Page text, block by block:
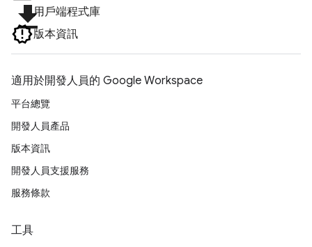
file_download用戶端程式庫
版本資訊
適用於開發人員的 Google Workspace
平台總覽
開發人員產品
版本資訊
開發人員支援服務
服務條款
工具